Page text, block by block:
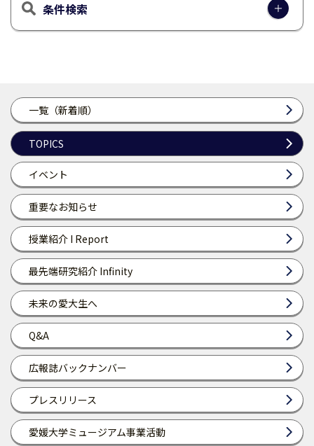
一覧（新着順）
TOPICS
イベント
重要なお知らせ
授業紹介 I Report
最先端研究紹介 Infinity
未来の愛大生へ
Q&A
広報誌バックナンバー
プレスリリース
愛媛大学ミュージアム事業活動
条件検索